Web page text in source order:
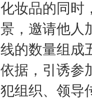
化妆品的同时
景，邀请他人
线的数量组成
依据，引诱参
犯组织、领导